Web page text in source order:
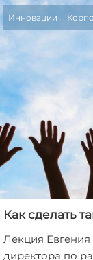
Инновации
Как сделать
Лекция
директора по